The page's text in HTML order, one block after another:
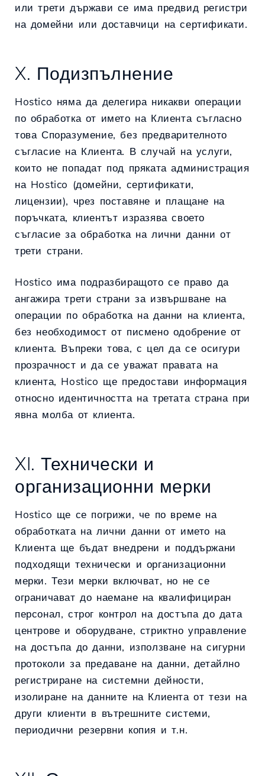
или трети държави се има предвид регистри
на домейни или доставчици на сертификати.
X. Подизпълнение
Hostico няма да делегира никакви операции
по обработка от името на Клиента съгласно
това Споразумение, без предварителното
съгласие на Клиента. В случай на услуги,
които не попадат под пряката администрация
на Hostico (домейни, сертификати,
лицензии), чрез поставяне и плащане на
поръчката, клиентът изразява своето
съгласие за обработка на лични данни от
трети страни.
Hostico има подразбиращото се право да
ангажира трети страни за извършване на
операции по обработка на данни на клиента,
без необходимост от писмено одобрение от
клиента. Въпреки това, с цел да се осигури
прозрачност и да се уважат правата на
клиента, Hostico ще предостави информация
относно идентичността на третата страна при
явна молба от клиента.
XI. Технически и
организационни мерки
Hostico ще се погрижи, че по време на
обработката на лични данни от името на
Клиента ще бъдат внедрени и поддържани
подходящи технически и организационни
мерки. Тези мерки включват, но не се
ограничават до наемане на квалифициран
персонал, строг контрол на достъпа до дата
центрове и оборудване, стриктно управление
на достъпа до данни, използване на сигурни
протоколи за предаване на данни, детайлно
регистриране на системни дейности,
изолиране на данните на Клиента от тези на
други клиенти в вътрешните системи,
периодични резервни копия и т.н.